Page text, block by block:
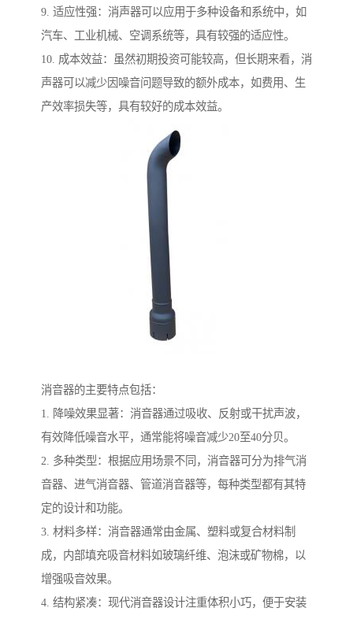
9. 适应性强：消声器可以应用于多种设备和系统中，如
汽车、工业机械、空调系统等，具有较强的适应性。
10. 成本效益：虽然初期投资可能较高，但长期来看，消
声器可以减少因噪音问题导致的额外成本，如费用、生
产效率损失等，具有较好的成本效益。
消音器的主要特点包括：
1. 降噪效果显著：消音器通过吸收、反射或干扰声波，
有效降低噪音水平，通常能将噪音减少20至40分贝。
2. 多种类型：根据应用场景不同，消音器可分为排气消
音器、进气消音器、管道消音器等，每种类型都有其特
定的设计和功能。
3. 材料多样：消音器通常由金属、塑料或复合材料制
成，内部填充吸音材料如玻璃纤维、泡沫或矿物棉，以
增强吸音效果。
4. 结构紧凑：现代消音器设计注重体积小巧，便于安装